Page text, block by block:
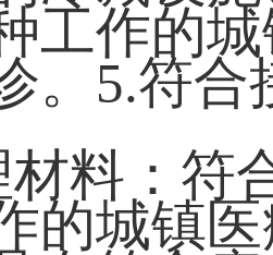
工作的
。5.符
材料：符
的城镇